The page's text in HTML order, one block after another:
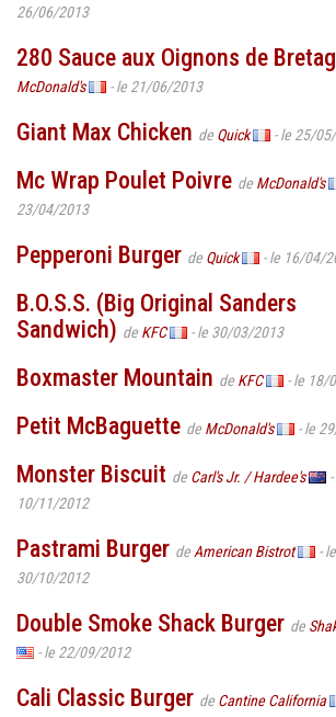
26/06/2013
280 Sauce aux Oignons de
McDonald's
- le 21/06/2013
Giant Max Chicken de Quick - le 25/
Mc Wrap Poulet Poivre de McDonald's
23/04/2013
Pepperoni Burger de Quick - le 16/04/
B.O.S.S. (Big Original Sanders
Sandwich) de KFC - le 30/03/2013
Boxmaster Mountain de KFC - le 18/
Petit McBaguette de McDonald's - le
Monster Biscuit de Carl's Jr. / Hardee's
10/11/2012
Pastrami Burger de American Bistrot
- le
30/10/2012
Double Smoke Shack Burger de
- le 22/09/2012
Cali Classic Burger de Cantine California